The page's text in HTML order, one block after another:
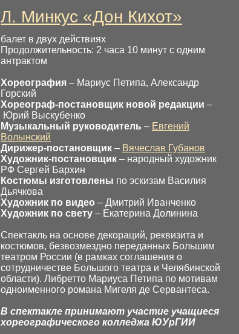
Л. Минкус «Дон Кихот»
балет в двух действиях
Продолжительность: 2 часа 10 минут с одним
антрактом
Хореография – Мариус Петипа, Александр
Горский
Хореограф-постановщик новой редакции –
Юрий Выскубенко
Музыкальный руководитель – Евгений
Волынский
Дирижер-постановщик – Вячеслав Губанов
Художник-постановщик – народный художник
РФ Сергей Бархин
Костюмы изготовлены по эскизам Василия
Дьячкова
Художник по видео – Дмитрий Иванченко
Художник по свету – Екатерина Долинина
Спектакль на основе декораций, реквизита и
костюмов, безвозмездно переданных Большим
театром России (в рамках соглашения о
сотрудничестве Большого театра и Челябинской
области). Либретто Мариуса Петипа по мотивам
одноименного романа Мигеля де Сервантеса.
В спектакле принимают участие учащиеся
хореографического колледжа ЮУрГИИ